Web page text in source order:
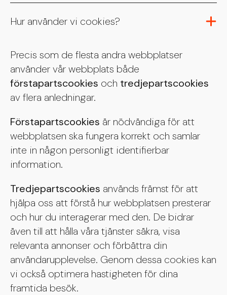
Hur använder vi cookies?
Precis som de flesta andra webbplatser
använder vår webbplats både
förstapartscookies och tredjepartscookies
av flera anledningar.
Förstapartscookies är nödvändiga för att
webbplatsen ska fungera korrekt och samlar
inte in någon personligt identifierbar
information.
Tredjepartscookies används främst för att
hjälpa oss att förstå hur webbplatsen presterar
och hur du interagerar med den. De bidrar
även till att hålla våra tjänster säkra, visa
relevanta annonser och förbättra din
användarupplevelse. Genom dessa cookies kan
vi också optimera hastigheten för dina
framtida besök.